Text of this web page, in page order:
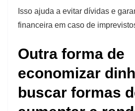
Isso ajuda a evitar dívidas e
financeira em caso de
Outra forma de
economizar
buscar formas